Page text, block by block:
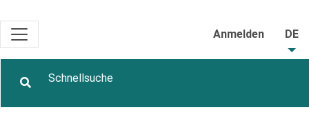
Anmelden DE